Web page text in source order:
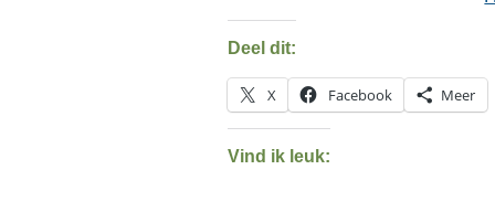
Deel dit:
X Facebook Meer
Vind ik leuk: